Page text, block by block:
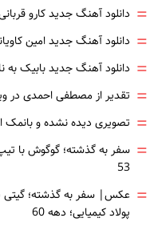
= دانلود آهنگ جدید کارو
= دانلود آهنگ جدید امین
= دانلود آهنگ جدید بابیک به
= تقدیر از مصطفی احمدی در
= تصویری دیده نشده و
=
53
= عکس| سفر به گذشته؛ گیتی
پولاد کیمیایی؛ دهه 60